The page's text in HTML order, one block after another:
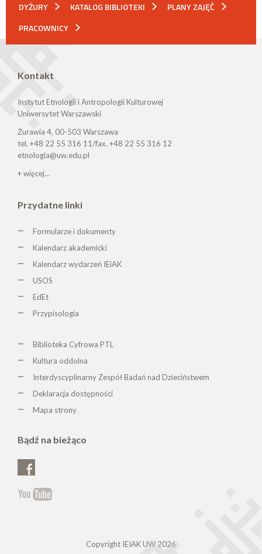
DYŻURY KATALOG BIBLIOTEKI
PLANY ZAJĘĆ
PRACOWNICY
Kontakt
Instytut Etnologii i Antropologii Kulturowej
Uniwersytet Warszawski
Żurawia 4, 00-503 Warszawa
tel. +48 22 55 316 11/fax. +48 22 55 316 12
etnologia@uw.edu.pl
+ więcej...
Przydatne linki
Formularze i dokumenty
Kalendarz akademicki
Kalendarz wydarzeń IEiAK
USOS
EdEt
Przypisologia
Biblioteka Cyfrowa PTL
Kultura oddolna
Interdyscyplinarny Zespół Badań nad Dzieciństwem
Deklaracja dostępności
Mapa strony
Bądź na bieżąco
Copyright IEIAK UW 2026